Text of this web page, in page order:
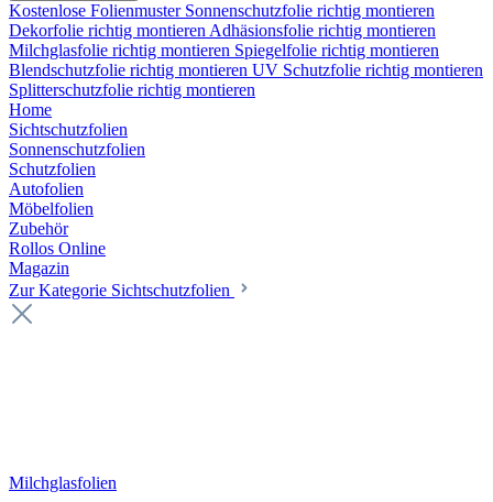
Kostenlose Folienmuster Sonnenschutzfolie richtig montieren
Dekorfolie richtig montieren Adhäsionsfolie richtig montieren
Milchglasfolie richtig montieren Spiegelfolie richtig montieren
Blendschutzfolie richtig montieren UV Schutzfolie richtig montieren
Splitterschutzfolie richtig montieren
Home
Sichtschutzfolien
Sonnenschutzfolien
Schutzfolien
Autofolien
Möbelfolien
Zubehör
Rollos Online
Magazin
Zur Kategorie Sichtschutzfolien
Milchglasfolien